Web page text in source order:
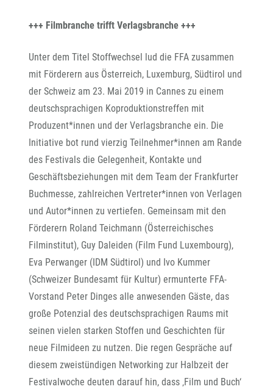
+++ Filmbranche trifft Verlagsbranche +++
Unter dem Titel Stoffwechsel lud die FFA zusammen
mit Förderern aus Österreich, Luxemburg, Südtirol und
der Schweiz am 23. Mai 2019 in Cannes zu einem
deutschsprachigen Koproduktionstreffen mit
Produzent*innen und der Verlagsbranche ein. Die
Initiative bot rund vierzig Teilnehmer*innen am Rande
des Festivals die Gelegenheit, Kontakte und
Geschäftsbeziehungen mit dem Team der Frankfurter
Buchmesse, zahlreichen Vertreter*innen von Verlagen
und Autor*innen zu vertiefen. Gemeinsam mit den
Förderern Roland Teichmann (Österreichisches
Filminstitut), Guy Daleiden (Film Fund Luxembourg),
Eva Perwanger (IDM Südtirol) und Ivo Kummer
(Schweizer Bundesamt für Kultur) ermunterte FFA-
Vorstand Peter Dinges alle anwesenden Gäste, das
große Potenzial des deutschsprachigen Raums mit
seinen vielen starken Stoffen und Geschichten für
neue Filmideen zu nutzen. Die regen Gespräche auf
diesem zweistündigen Networking zur Halbzeit der
Festivalwoche deuten darauf hin, dass ‚Film und Buch‘